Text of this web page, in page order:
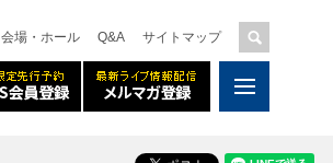
会場・ホール Q&A サイトマップ